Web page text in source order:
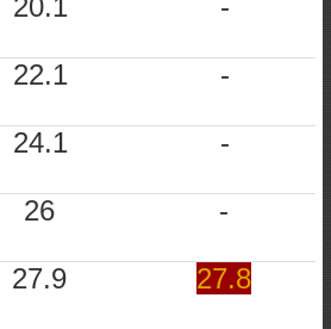
20.1 -
22.1 -
24.1 -
26 -
27.9 27.8